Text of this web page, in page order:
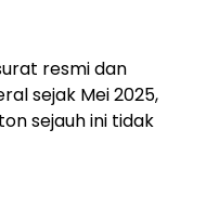
resmi dan
sejak Mei 2025,
sejauh ini tidak